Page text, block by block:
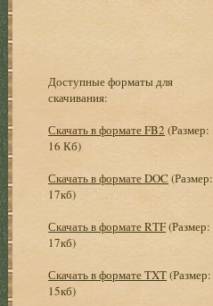
Доступные форматы для
скачивания:
Скачать в формате FB2 (Размер:
16 Кб)
Скачать в формате DOC (Размер:
17кб)
Скачать в формате RTF(Размер:
17кб)
Скачать в формате TXT(Размер:
15кб)